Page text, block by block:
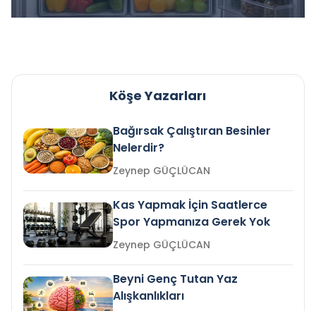
Köşe Yazarları
Bağırsak Çalıştıran Besinler
Nelerdir?
Zeynep GÜÇLÜCAN
Kas Yapmak İçin Saatlerce
Spor Yapmanıza Gerek Yok
Zeynep GÜÇLÜCAN
Beyni Genç Tutan Yaz
Alışkanlıkları